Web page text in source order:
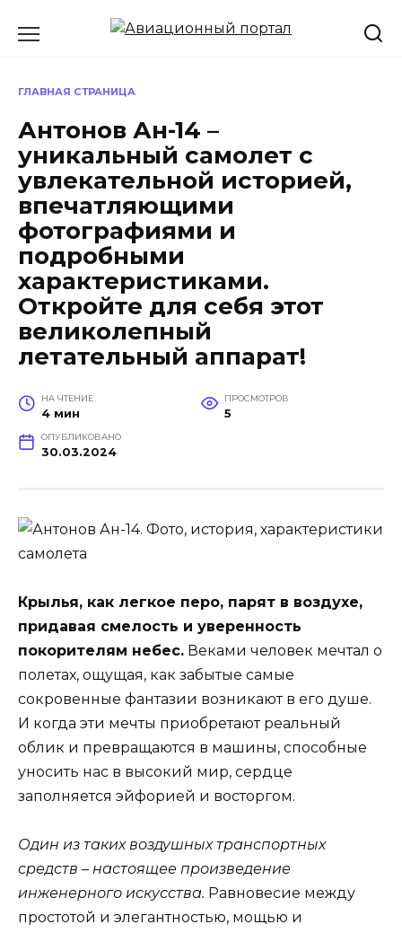
ГЛАВНАЯ СТРАНИЦА
Антонов Ан-14 –
уникальный самолет с
увлекательной историей,
впечатляющими
фотографиями и
подробными
характеристиками.
Откройте для себя этот
великолепный
летательный аппарат!
НА ЧТЕНИЕ
4 мин
ПРОСМОТРОВ
5
ОПУБЛИКОВАНО
30.03.2024
Крылья, как легкое перо, парят в воздухе,
придавая смелость и уверенность
покорителям небес. Веками человек мечтал о
полетах, ощущая, как забытые самые
сокровенные фантазии возникают в его душе.
И когда эти мечты приобретают реальный
облик и превращаются в машины, способные
уносить нас в высокий мир, сердце
заполняется эйфорией и восторгом.
Один из таких воздушных транспортных
средств – настоящее произведение
инженерного искусства. Равновесие между
простотой и элегантностью, мощью и